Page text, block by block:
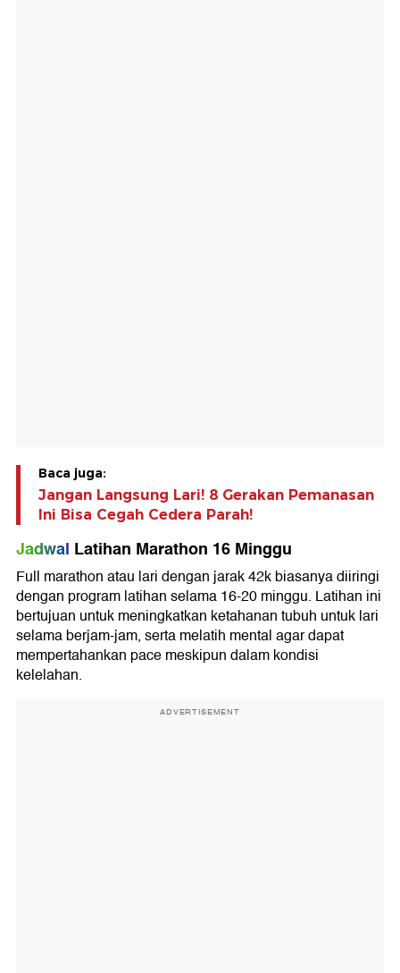
Baca juga:
Jangan Langsung Lari! 8 Gerakan Pemanasan
Ini Bisa Cegah Cedera Parah!
Jadwal Latihan Marathon 16 Minggu
Full marathon atau lari dengan jarak 42k biasanya diiringi
dengan program latihan selama 16-20 minggu. Latihan ini
bertujuan untuk meningkatkan ketahanan tubuh untuk lari
selama berjam-jam, serta melatih mental agar dapat
mempertahankan pace meskipun dalam kondisi
kelelahan.
ADVERTISEMENT